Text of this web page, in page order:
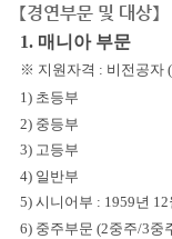
【경연부문 및 대상】
1. 매니아 부문
※ 지원자격 : 비전공자
1) 초등부
2) 중등부
3) 고등부
4) 일반부
5) 시니어부 : 1959년
6) 중주부문 (2중주/3중